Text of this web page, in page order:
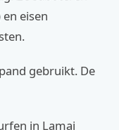
eisen
gebruikt. De
in Lamai